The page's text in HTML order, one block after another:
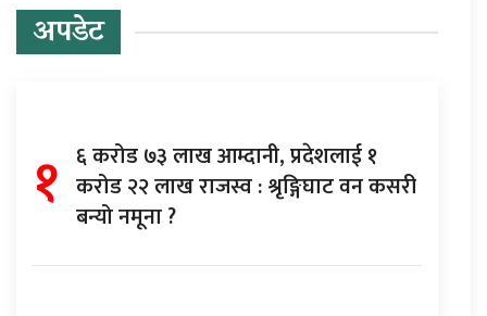
अपडेट
१ ६ करोड ७३ लाख आम्दानी, प्रदेशलाई १
करोड २२ लाख राजस्व : श्रृङ्गिघाट वन कसरी
बन्यो नमूना ?